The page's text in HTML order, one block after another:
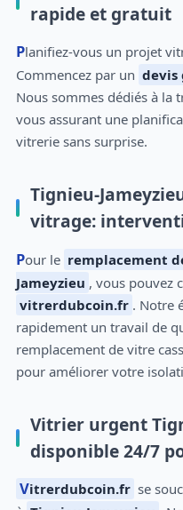
rapide et gratuit
Planifiez-vous un projet
Commencez par un
Nous sommes dédiés à la
vous assurant une
vitrerie sans surprise.
Tignieu-
vitrage:
Pour le remplacement
Jameyzieu , vous pouvez
vitrerdubcoin.fr . Notre
rapidement un travail de
remplacement de vitre
pour améliorer votre
Vitrier urgent
disponible 24/7
Vitrerdubcoin.fr se